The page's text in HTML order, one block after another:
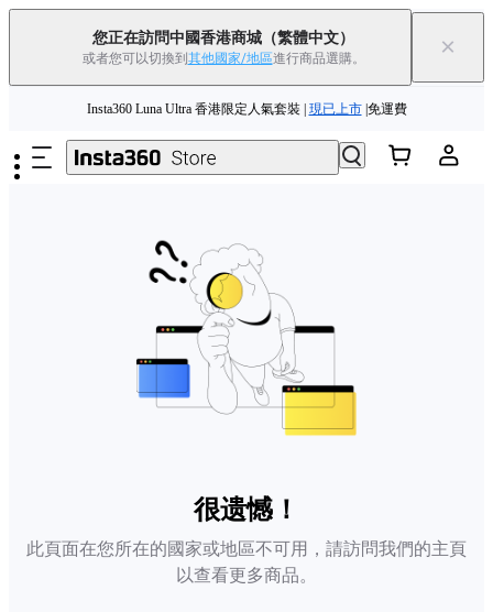
您正在訪問中國香港商城 （繁體中文）
或者您可以切換到 其他國家/地區進行商品選購。 ×
Insta360 Luna Ultra 香港限定人氣套裝 | 現已上市|免運費
夏季優惠 | 精選商品低至 立即選購
舊機換新機，享現金回饋或優惠券
Insta360 Luna Ultra 香港限定人氣套裝 |
很遗憾！
此頁面在您所在的國家或地區不可用，請訪問我們的主頁
以查看更多商品。